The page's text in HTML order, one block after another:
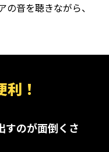
音を聴きながら、
！
すのが面倒くさ